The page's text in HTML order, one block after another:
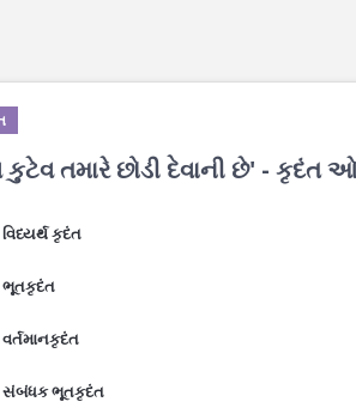
તમારે છોડી દેવાની છે' - કૃદંત
વિધ્યર્થ કૃદંત
ભૂતકૃદંત
વર્તમાનકૃદંત
સંબંધક ભૂતકૃદંત